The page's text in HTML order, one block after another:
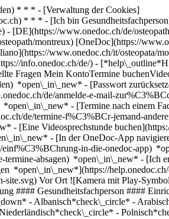
* * * - [Verwaltung der Cookies]
* * * - [Ich bin
- [DE](https://www.onedoc.ch/de/
montreux) [OneDoc](https://
www.onedoc.ch/it/osteopata/
info.onedoc.ch/de/) -
Fragen Mein KontoTermine
*open\_in\_new* - [Passwort
de/anmelde-e-mail-
- [Termine nach einem
de/termine-f%C3%BCr-jemand-
- [Eine Videosprechstunde
- [In der OneDoc-App
in-die-onedoc-app)